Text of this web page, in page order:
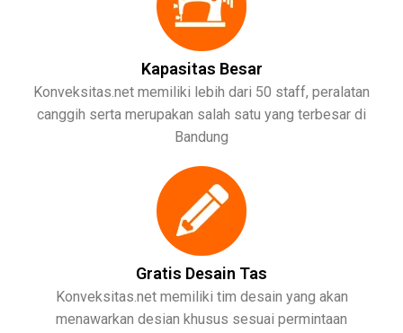
Kapasitas Besar
Konveksitas.net memiliki lebih dari 50 staff, peralatan
canggih serta merupakan salah satu yang terbesar di
Bandung
Gratis Desain Tas
Konveksitas.net memiliki tim desain yang akan
menawarkan desian khusus sesuai permintaan